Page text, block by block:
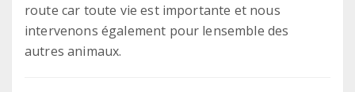
route car toute vie est importante et nous
intervenons également pour lensemble des
autres animaux.